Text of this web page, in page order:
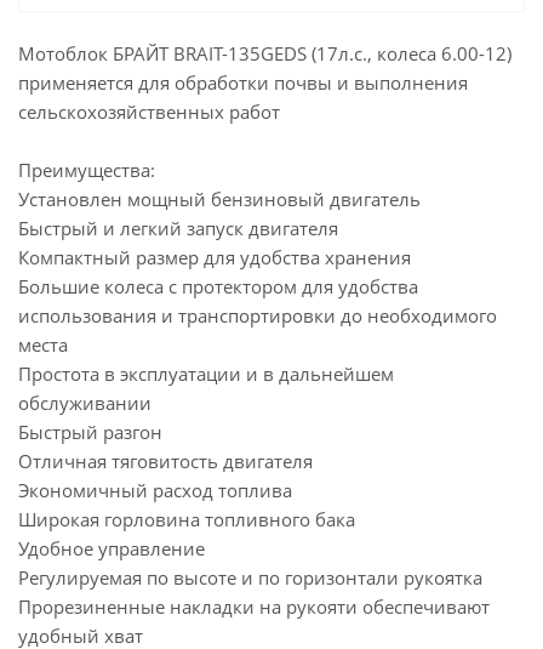
Мотоблок БРАЙТ BRAIT-135GEDS (17л.с., колеса 6.00-12)
применяется для обработки почвы и выполнения
сельскохозяйственных работ
Преимущества:
Установлен мощный бензиновый двигатель
Быстрый и легкий запуск двигателя
Компактный размер для удобства хранения
Большие колеса с протектором для удобства
использования и транспортировки до необходимого
места
Простота в эксплуатации и в дальнейшем
обслуживании
Быстрый разгон
Отличная тяговитость двигателя
Экономичный расход топлива
Широкая горловина топливного бака
Удобное управление
Регулируемая по высоте и по горизонтали рукоятка
Прорезиненные накладки на рукояти обеспечивают
удобный хват